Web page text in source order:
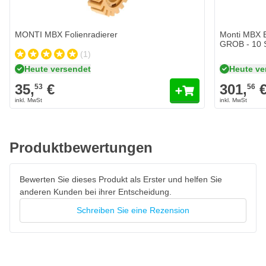
Schwingungen: 0,79 m/sec2
Geräuschpegel: 83 dB(A)
Produkteigenschaften MONTI MBX Ultimate Elektro
Variomatik Schleifmaschine
Entfernt schnell Korrosion und Oxidation sowohl von harten
als auch von weichen Materialien
Kein Verstopfen oder Verkleben der Borsten
Effiziente Schneidwirkung
Erzeugt ein kantiges Profil
MONTI MBX Folienradierer
(1)
Heute versendet
35,53 €
Monti MBX
GROB - 10
Heute
301,56
Produktbewertungen
Bewerten Sie dieses Produkt als Erster und helfen Sie
anderen Kunden bei ihrer Entscheidung.
Schreiben Sie eine Rezension